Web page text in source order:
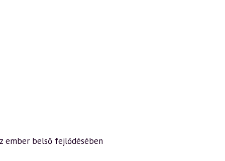
ember belső fejlődésében